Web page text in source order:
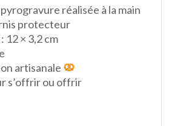
réalisée à la main
protecteur
12 × 3,2 cm
artisanale
s’offrir ou offrir